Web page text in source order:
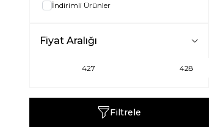
İndirimli Ürünler
Fiyat Aralığı
Filtrele